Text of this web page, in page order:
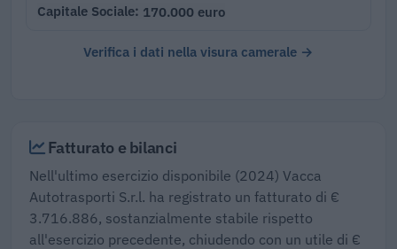
Capitale Sociale 170.000 euro
Verifica i dati nella visura camerale →
Fatturato e bilanci
Nell'ultimo esercizio disponibile (2024) Vacca
Autotrasporti S.r.l. ha registrato un fatturato di €
3.716.886, sostanzialmente stabile rispetto
all'esercizio precedente, chiudendo con un utile di €